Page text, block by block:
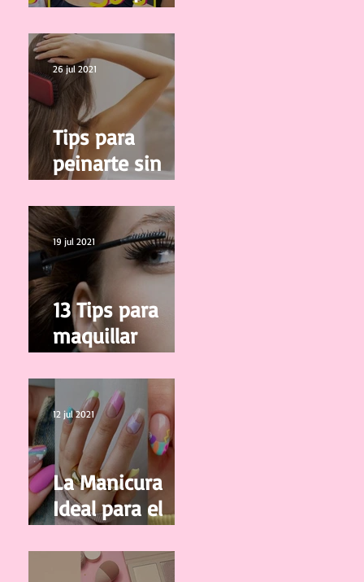
edad
Tips para
peinarte sin
salir de casa
26 jul 2021
13 Tips para
maquillar
correctamente
tus pestañas
19 jul 2021
La Manicura
Ideal para el
Verano 2021
12 jul 2021